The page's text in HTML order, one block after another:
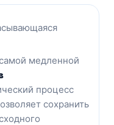
медленной
процесс
сохранить